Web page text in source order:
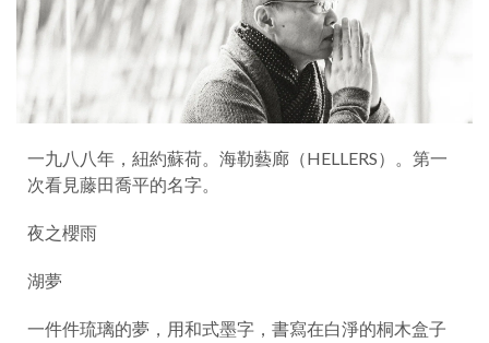
一九八八年，紐約蘇荷。海勒藝廊（HELLERS）。第一
次看見藤田喬平的名字。
夜之櫻雨
湖夢
一件件琉璃的夢，用和式墨字，書寫在白淨的桐木盒子